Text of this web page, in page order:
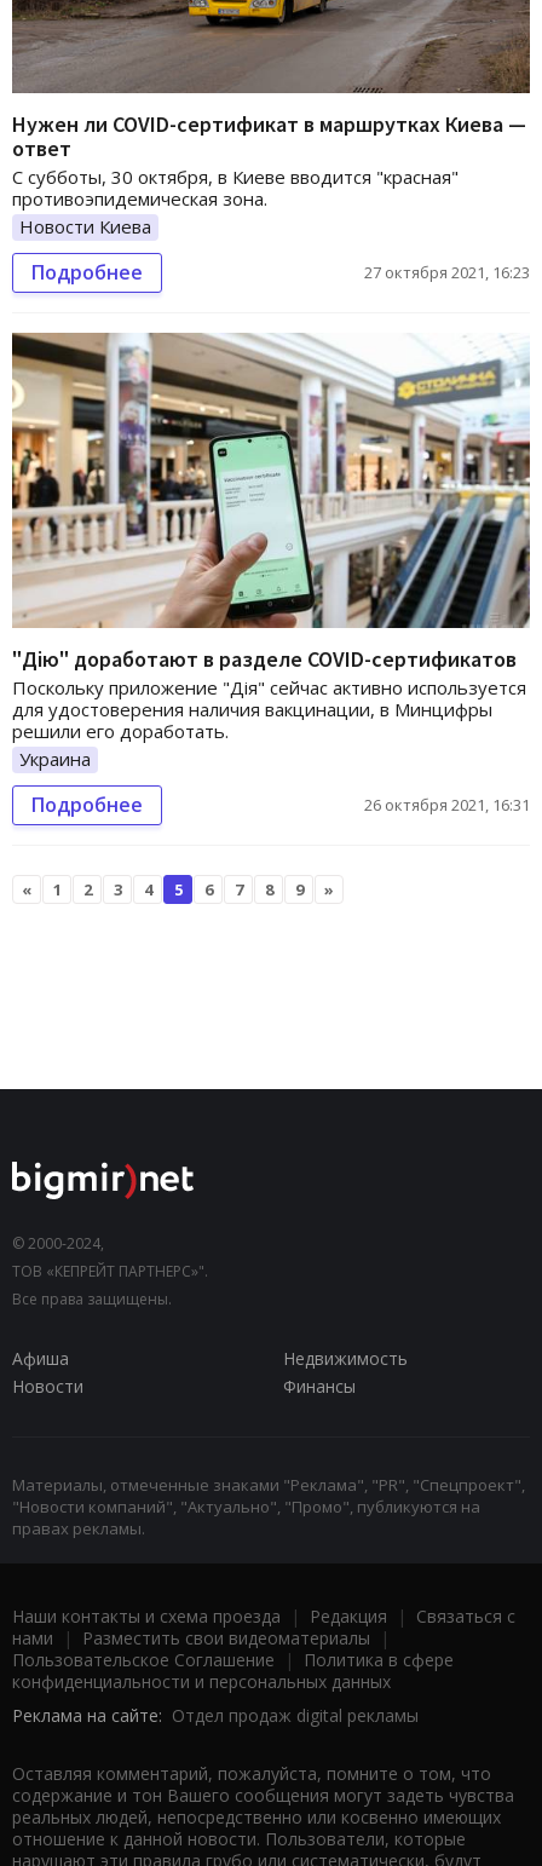
Нужен ли COVID-сертификат в маршрутках Киева —
ответ
С субботы, 30 октября, в Киеве вводится "красная"
противоэпидемическая зона.
Новости Киева
Подробнее 27 октября 2021, 16:23
"Дію" доработают в разделе COVID-сертификатов
Поскольку приложение "Дія" сейчас активно используется
для удостоверения наличия вакцинации, в Минцифры
решили его доработать.
Украина
Подробнее 26 октября 2021, 16:31
« 1 2 3 4 5 6 7 8 9 »
© 2000-2024,
ТОВ «КЕПРЕЙТ ПАРТНЕРС»".
Все права защищены.
Афиша
Недвижимость
Новости
Финансы
Материалы, отмеченные знаками "Реклама", "PR", "Спецпроект",
"Новости компаний", "Актуально", "Промо", публикуются на
правах рекламы.
Наши контакты и схема проезда | Редакция | Связаться с
нами | Разместить свои видеоматериалы |
Пользовательское Соглашение |
Политика в сфере
конфиденциальности и персональных данных
Реклама на сайте: Отдел продаж digital рекламы
Оставляя комментарий, пожалуйста, помните о том, что
содержание и тон Вашего сообщения могут задеть чувства
реальных людей, непосредственно или косвенно имеющих
отношение к данной новости. Пользователи, которые
нарушают эти правила грубо или систематически, будут